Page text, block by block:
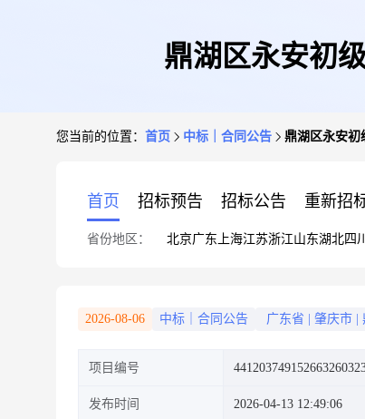
鼎湖区永安初
您当前的位置： 首页 中标｜合同公告 鼎湖区永安初
首页 招标预告 招标公告 重新招
省份地区： 北京广东 上海江苏浙江山东湖北四川
2026-08-06 中标｜合同公告 广东省 肇庆市
项目编号
发布时间 2026-04-13 12:49:06